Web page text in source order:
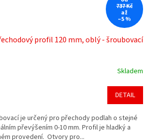
737 Kč
až
–5 %
profil 120 mm, oblý - šroubovací
Skladem
DETAIL
je určený pro přechody podlah o stejné
převýšením 0-10 mm. Profil je hladký a
provedení. Otvory pro...